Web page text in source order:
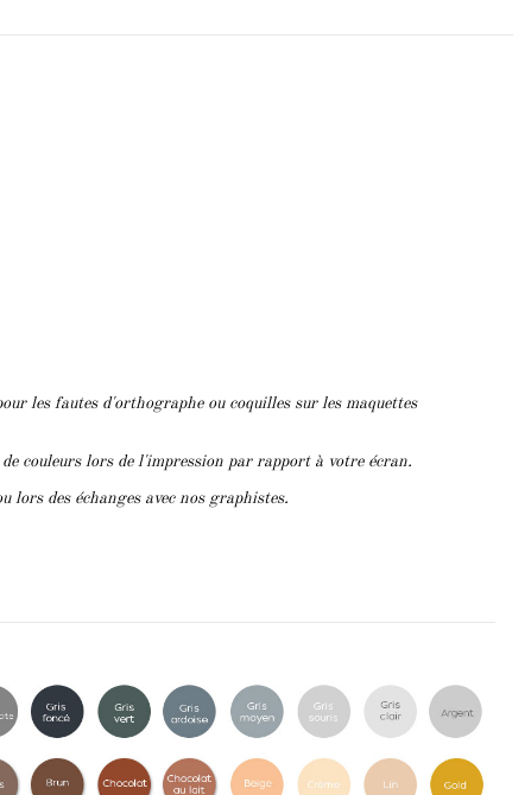
les fautes d'orthographe ou coquilles sur les maquettes
couleurs lors de l'impression par rapport à votre écran.
des échanges avec nos graphistes.